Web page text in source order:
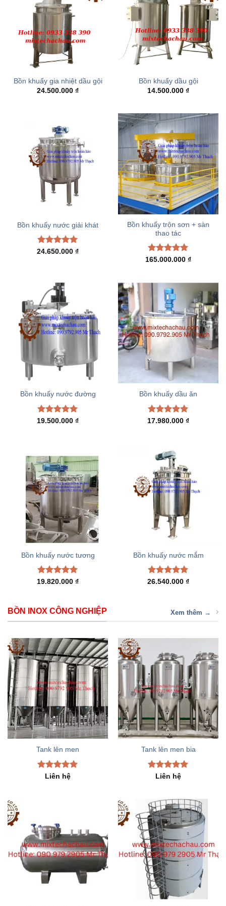
Bồn khuấy gia nhiệt dầu gội
24.500.000 ₫
Bồn khuấy dầu gội
14.500.000 ₫
Bồn khuấy nước giải khát
Rated5.00
24.650.000 ₫
Bồn khuấy trộn sơn + sàn
thao tác
Rated5.00
165.000.000 ₫
Bồn khuấy nước đường
Rated5.00
19.500.000 ₫
Bồn khuấy dầu ăn
Rated5.00
17.980.000 ₫
Bồn khuấy nước tương
Rated5.00
19.820.000 ₫
Bồn khuấy nước mắm
Rated5.00
26.540.000 ₫
BỒN INOX CÔNG NGHIỆP Xem thêm →
Tank lên men
Rated 5.00
Liên hệ
Tank lên men bia
Rated 5.00
Liên hệ